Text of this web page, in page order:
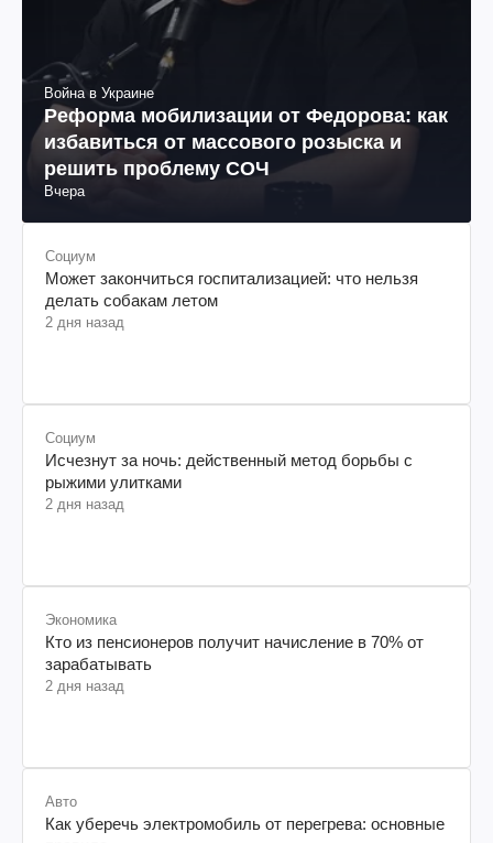
Война в Украине
Реформа мобилизации от Федорова: как
избавиться от массового розыска и
решить проблему СОЧ
Вчера
Социум
Может закончиться госпитализацией: что нельзя
делать собакам летом
2 дня назад
Социум
Исчезнут за ночь: действенный метод борьбы с
рыжими улитками
2 дня назад
Экономика
Кто из пенсионеров получит начисление в 70% от
зарабатывать
2 дня назад
Авто
Как уберечь электромобиль от перегрева: основные